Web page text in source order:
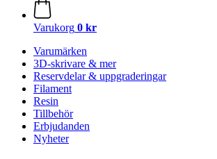
Varukorg 0 kr
Varumärken
3D-skrivare & mer
Reservdelar & uppgraderingar
Filament
Resin
Tillbehör
Erbjudanden
Nyheter